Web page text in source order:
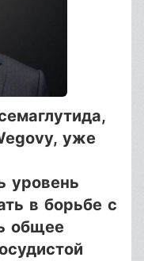
уже
уровень
в борьбе с
общее